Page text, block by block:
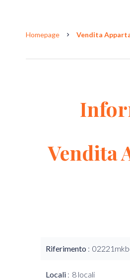
Homepage Vendita
Vendita
Riferimento
Locali 8 locali